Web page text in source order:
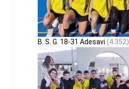
B. S. G. 18-31 Adesavi (4.352)